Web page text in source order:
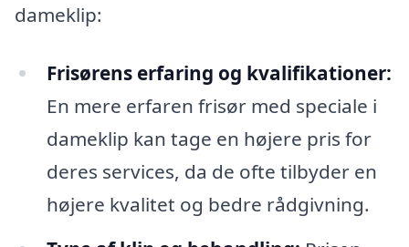
dameklip:
Frisørens erfaring og kvalifikationer:
En mere erfaren frisør med speciale i
dameklip kan tage en højere pris for
deres services, da de ofte tilbyder en
højere kvalitet og bedre rådgivning.